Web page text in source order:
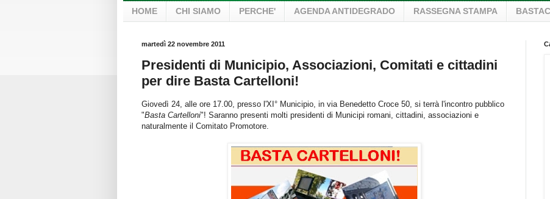
HOME CHI SIAMO PERCHE' AGENDA ANTIDEGRADO RASSEGNA STAMPA
martedì 22 novembre 2011
Presidenti di Municipio, Associazioni, Comitati e cittadini
per dire Basta Cartelloni!
Giovedì 24, alle ore 17.00, presso l'XI° Municipio, in via Benedetto Croce 50, si terrà l'incontro pubblico
"Basta Cartelloni"! Saranno presenti molti presidenti di Municipi romani, cittadini, associazioni e
naturalmente il Comitato Promotore.